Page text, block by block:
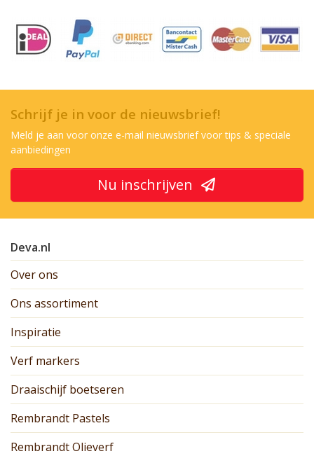
Schrijf je in voor de nieuwsbrief!
Meld je aan voor onze e-mail nieuwsbrief voor tips & speciale
aanbiedingen
Nu inschrijven
Deva.nl
Over ons
Ons assortiment
Inspiratie
Verf markers
Draaischijf boetseren
Rembrandt Pastels
Rembrandt Olieverf